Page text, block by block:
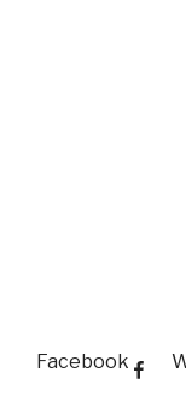
Facebook